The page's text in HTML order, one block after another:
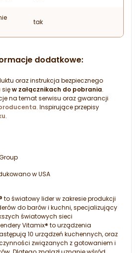
tak
dodatkowe:
oraz instrukcja bezpiecznego
sięw załącznikach do pobrania.
na temat serwisu oraz gwarancji
. Inspirujące przepisy
.
w USA
to światowy lider w zakresie produkcji
do barów i kuchni, specjalizujący
światowych sieci
Vitamix® to urządzenia
10 urządzeń kuchennych, oraz
związanych z gotowaniem i